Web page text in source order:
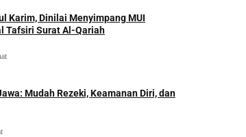
Karim, Dinilai Menyimpang MUI
Tafsiri Surat Al-Qariah
Mudah Rezeki, Keamanan Diri, dan